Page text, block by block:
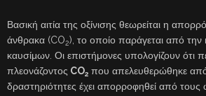
Βασική αιτία της οξίνισης θεωρείται η
άνθρακα (CO2), το οποίο παράγεται από
καυσίμων. Οι επιστήμονες υπολογίζουν ότι
πλεονάζοντος CO2 που απελευθερώθηκε από
δραστηριότητες έχει απορροφηθεί από τους